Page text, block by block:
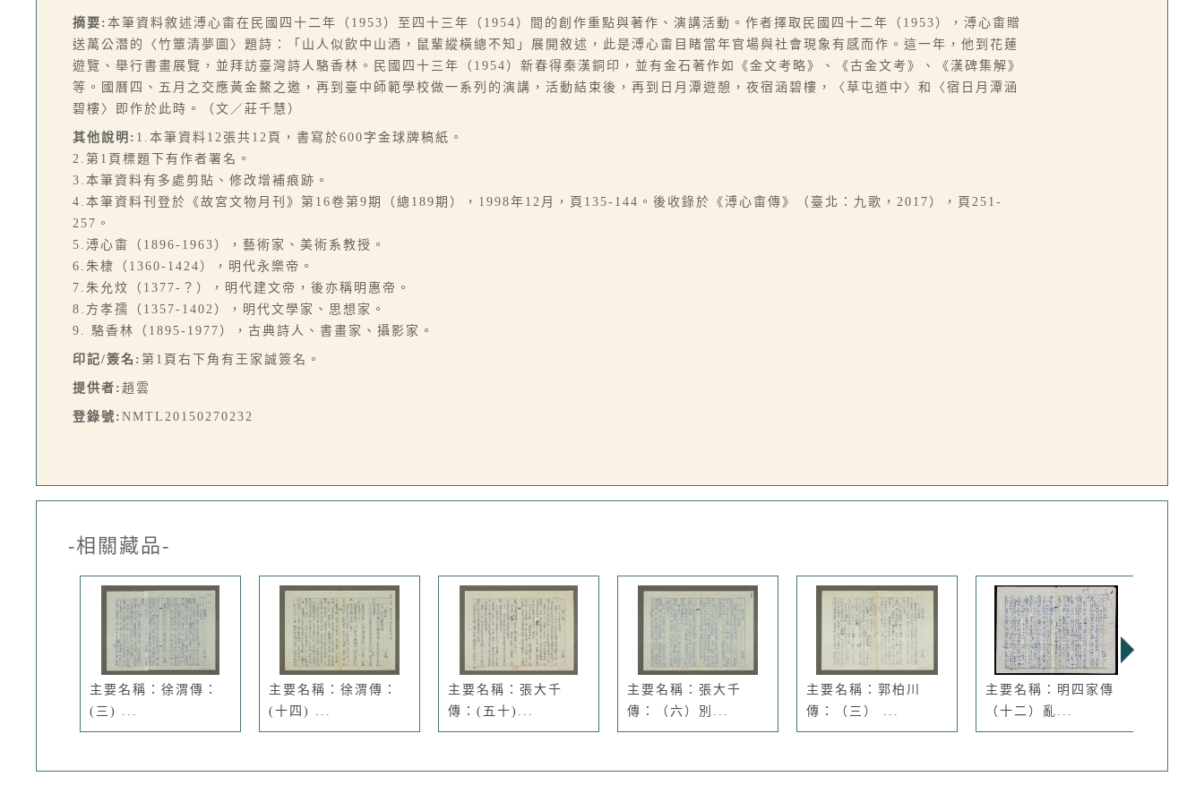
摘要: 本筆資料敘述溥心畬在民國四十二年（1953）至四十三年（1954）間的創作重點與著作、演講活動。作者擇取民國四十二年（1953），溥心畬贈
送萬公潛的〈竹簟清夢圖〉題詩：「山人似飲中山酒，鼠輩縱橫總不知」展開敘述，此是溥心畬目睹當年官場與社會現象有感而作。這一年，他到花蓮
遊覽、舉行書畫展覽，並拜訪臺灣詩人駱香林。民國四十三年（1954）新春得秦漢銅印，並有金石著作如《金文考略》、《古金文考》、《漢碑集解》
等。國曆四、五月之交應黃金鰲之邀，再到臺中師範學校做一系列的演講，活動結束後，再到日月潭遊憩，夜宿涵碧樓，〈草屯道中〉和〈宿日月潭涵
碧樓〉即作於此時。（文／莊千慧）
其他說明: 1.本筆資料12張共12頁，書寫於600字金球牌稿紙。
2.第1頁標題下有作者署名。
3.本筆資料有多處剪貼、修改增補痕跡。
4.本筆資料刊登於《故宮文物月刊》第16卷第9期（總189期），1998年12月，頁135-144。後收錄於《溥心畬傳》（臺北：九歌，2017），頁251-
257。
5.溥心畬（1896-1963），藝術家、美術系教授。
6.朱棣（1360-1424），明代永樂帝。
7.朱允炆（1377-？），明代建文帝，後亦稱明惠帝。
8.方孝孺（1357-1402），明代文學家、思想家。
9. 駱香林（1895-1977），古典詩人、書畫家、攝影家。
印記/簽名: 第1頁右下角有王家誠簽名。
提供者: 趙雲
登錄號: NMTL20150270232
-相關藏品-
主要名稱：徐渭傳：
(三) ...
主要名稱：徐渭傳：
(十四) ...
主要名稱：張大千
傳：(五十)...
主要名稱：張大千
傳：（六）別...
主要名稱：郭柏川
傳：（三） ...
主要名稱：明四家傳
（十二）亂...